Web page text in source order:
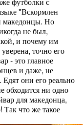
"Вскормлен
македонцы. Но
не был,
и почему им
точно его
- это главное
и даже, не
они его реально
обходится ни одно
для македонца,
Так что же такое